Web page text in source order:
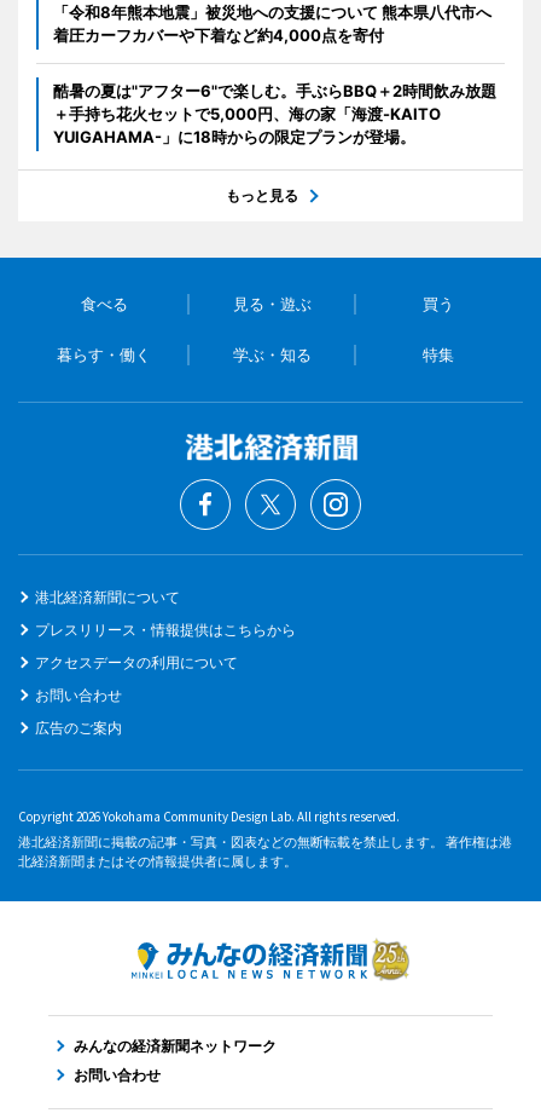
「令和8年熊本地震」被災地への支援について 熊本県八代市へ
着圧カーフカバーや下着など約4,000点を寄付
酷暑の夏は"アフター6"で楽しむ。手ぶらBBQ＋2時間飲み放題
＋手持ち花火セットで5,000円、海の家「海渡-KAITO
YUIGAHAMA-」に18時からの限定プランが登場。
もっと見る
食べる 見る・遊ぶ 買う
暮らす・働く 学ぶ・知る 特集
港北経済新聞について
プレスリリース・情報提供はこちらから
アクセスデータの利用について
お問い合わせ
広告のご案内
Copyright 2026 Yokohama Community Design Lab. All rights reserved.
港北経済新聞に掲載の記事・写真・図表などの無断転載を禁止します。 著作権は港
北経済新聞またはその情報提供者に属します。
みんなの経済新聞ネットワーク
お問い合わせ